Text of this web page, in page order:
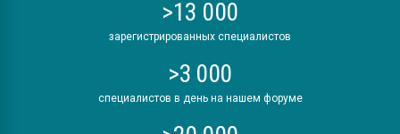
>13 000
зарегистрированных специалистов
>3 000
специалистов в день на нашем форуме